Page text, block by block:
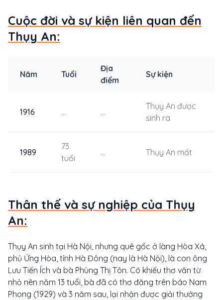
Cuộc đời và sự kiện liên quan đến
Thụy An:
Năm Tuổi
Địa
điểm
Sự kiện
1916 ... ...
Thụy An được
sinh ra
1989
73
tuổi
... Thụy An mất
Thân thế và sự nghiệp của Thụy
An:
Thụy An sinh tại Hà Nội, nhưng quê gốc ở làng Hòa Xá,
phủ Ứng Hòa, tỉnh Hà Đông (nay là Hà Nội), là con ông
Lưu Tiến Ích và bà Phùng Thị Tôn. Có khiếu thơ văn từ
nhỏ nên năm 13 tuổi, bà đã có thơ đăng trên báo Nam
Phong (1929) và 3 năm sau, lại nhận được giải thưởng